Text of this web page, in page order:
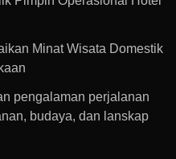
Minat Wisata Domestik
pengalaman perjalanan
budaya, dan lanskap